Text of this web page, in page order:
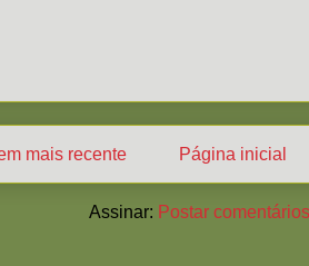
mais recente Página inicial
Assinar: Postar